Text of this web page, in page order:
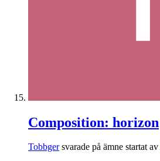
Composition: horizon
Tobbgersvarade på ämne startat av